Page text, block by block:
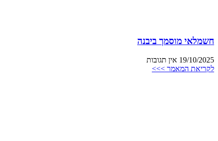
חשמלאי מוסמך ביבנה
19/10/2025 אין תגובות
לקריאת המאמר >>>